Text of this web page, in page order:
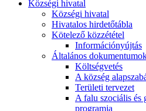
Községi hivatal
Községi hivatal
Hivatalos hirdetőtábla
Kötelező közzététel
Információnyújtás
Általános
Költségvetés
A község
Területi tervezet
A falu szociális és
programja